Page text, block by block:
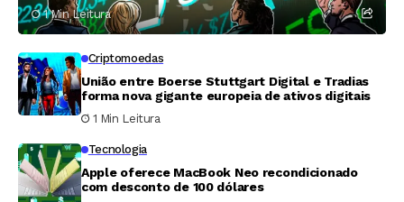
1 Min Leitura
Criptomoedas
União entre Boerse Stuttgart Digital e Tradias
forma nova gigante europeia de ativos digitais
1 Min Leitura
Tecnologia
Apple oferece MacBook Neo recondicionado
com desconto de 100 dólares